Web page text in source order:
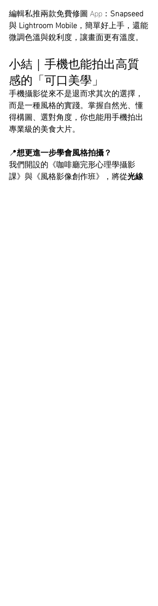
編輯私推兩款免費修圖 App： Snapseed
與 Lightroom Mobile ，簡單好上手，還能
微調色溫與銳利度，讓畫面更有溫度。
小結｜手機也能拍出高質
感的「可口美學」
手機攝影從來不是退而求其次的選擇，
而是一種風格的實踐。掌握自然光、懂
得構圖、選對角度，你也能用手機拍出
專業級的美食大片。
📍想更進一步學會風格拍攝？
我們開設的《咖啡廳完形心理學攝影
課》與《風格影像創作班》，將從光線